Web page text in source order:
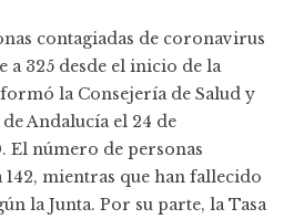
contagiadas de coronavirus
a 325 desde el inicio de la
la Consejería de Salud y
Andalucía el 24 de
El número de personas
142, mientras que han fallecido
la Junta. Por su parte, la Tasa